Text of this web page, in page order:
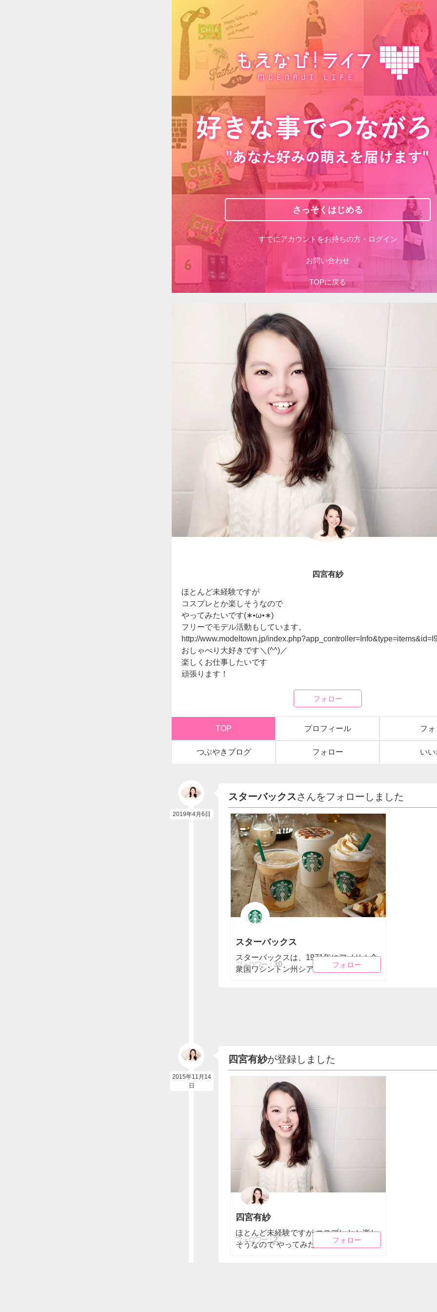
さっそくはじめる
すでにアカウントをお持ちの方・ログイン
お問い合わせ
TOPに戻る
四宮有紗
ほとんど未経験ですが
コスプレとか楽しそうなので
やってみたいです(∗•ω•∗)
フリーでモデル活動もしています。
http://www.modeltown.jp/
おしゃべり大好きです＼(^^)／
楽しくお仕事したいです
頑張ります！
フォロー
TOP プロフィール フォ
つぶやきブログ フォロー いい
2019年4月6日
スターバックスさんをフォローしました
スターバックス
スターバックスは、1971年にアメリカ合
衆国ワシントン州シアトルで開...
フォロー
フォロー
フォロワー： 30
2015年11月14
日
四宮有紗が登録しました
四宮有紗
ほとんど未経験ですが コスプレとか楽し
そうなので やってみたいで...フォロー
フォロー
フォロワー： 2